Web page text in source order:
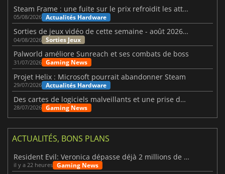
Steam Frame : une fuite sur le prix refroidit les attentes VR
05/08/2026 Actualités Hardware
Sorties de jeux vidéo de cette semaine - août 2026 (semaine 32)
04/08/2026 Sorties Jeux
Palworld améliore Sunreach et ses combats de boss
31/07/2026 Gaming News
Projet Helix : Microsoft pourrait abandonner Steam
29/07/2026 Actualités Hardware
Des cartes de logiciels malveillants et une prise de contrôle de Discord ont touché Meccha Chameleon
28/07/2026 Gaming News
ACTUALITÉS, BONS PLANS
Resident Evil: Veronica dépasse déjà 2 millions de wishlists
il y a 22 heures Gaming News